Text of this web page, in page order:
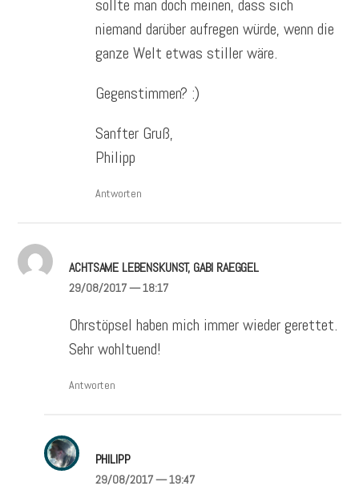
sollte man doch meinen, dass sich
niemand darüber aufregen würde, wenn die
ganze Welt etwas stiller wäre.
Gegenstimmen? :)
Sanfter Gruß,
Philipp
Antworten
ACHTSAME LEBENSKUNST, GABI RAEGGEL
29/08/2017— 18:17
Ohrstöpsel haben mich immer wieder gerettet.
Sehr wohltuend!
Antworten
PHILIPP
29/08/2017— 19:47